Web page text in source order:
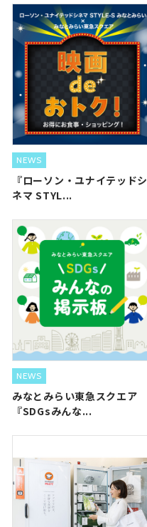
NEWS
『ローソン・ユナイテッドシ
ネマ STYL...
NEWS
みなとみらい東急スクエア
『SDGsみんな...